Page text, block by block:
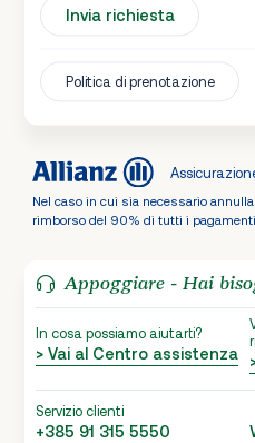
Invia richiesta
Politica di prenotazione
Nel caso in cui sia necessario
rimborso del 90% di tutti i pagamenti
Appoggiare - Hai
In cosa possiamo aiutarti?
> Vai al Centro assistenza
Servizio clienti
+385 91 315 5550